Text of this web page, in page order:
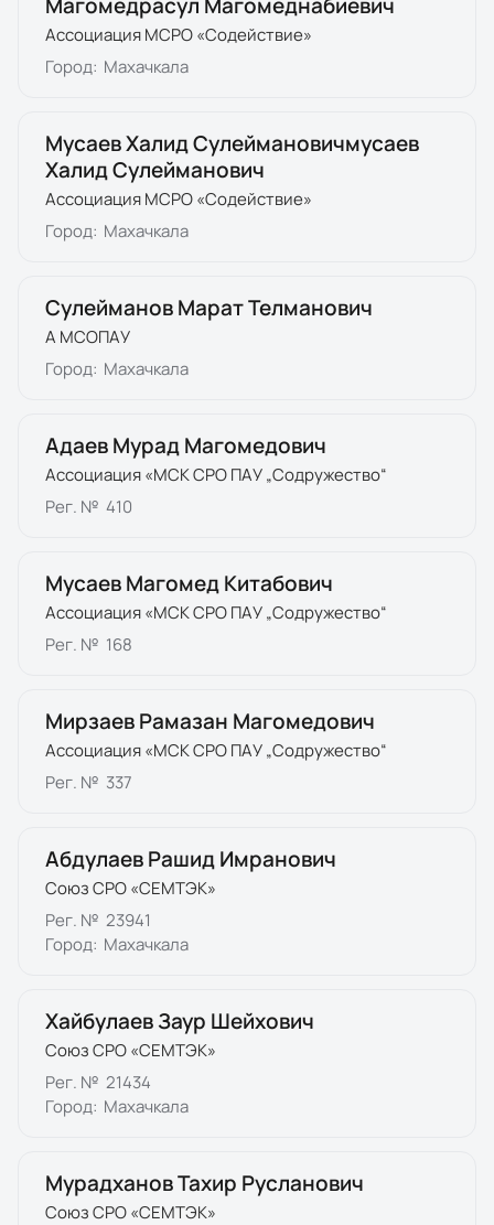
Ассоциация МСРО «Содействие»
Город: Махачкала
Мусаев Халид Сулеймановичмусаев
Халид Сулейманович
Ассоциация МСРО «Содействие»
Город: Махачкала
Сулейманов Марат Телманович
А МСОПАУ
Город: Махачкала
Адаев Мурад Магомедович
Ассоциация «МСК СРО ПАУ „Содружество“
Рег. № 410
Мусаев Магомед Китабович
Ассоциация «МСК СРО ПАУ „Содружество“
Рег. № 168
Мирзаев Рамазан Магомедович
Ассоциация «МСК СРО ПАУ „Содружество“
Рег. № 337
Абдулаев Рашид Имранович
Союз СРО «СЕМТЭК»
Рег. № 23941
Город: Махачкала
Хайбулаев Заур Шейхович
Союз СРО «СЕМТЭК»
Рег. № 21434
Город: Махачкала
Мурадханов Тахир Русланович
Союз СРО «СЕМТЭК»